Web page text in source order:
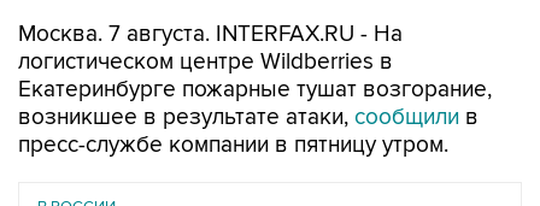
Москва. 7 августа. INTERFAX.RU - На
логистическом центре Wildberries в
Екатеринбурге пожарные тушат возгорание,
возникшее в результате атаки, сообщили в
пресс-службе компании в пятницу утром.